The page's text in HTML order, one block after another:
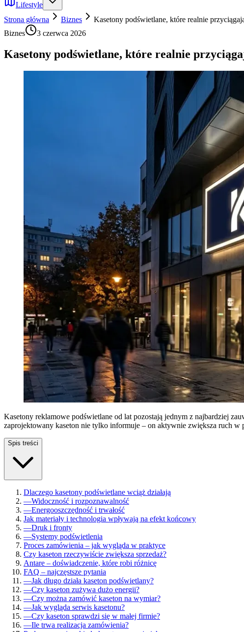
Lifestyle
Strona główna
Biznes
Kasetony podświetlane, które realnie
Biznes
3 czerwca 2026
Kasetony podświetlane, które realnie
Kasetony reklamowe podświetlane od lat pozostają jednym z najbardziej
zaprojektowany kaseton nie tylko informuje – on aktywnie zwiększa ruch
Spis treści
Dlaczego kasetony podświetlane wciąż działają
—Widoczność i rozpoznawalność
—Energooszczędność i trwałość
Jak materiały i technologia wpływają na efekt końcowy
—Druk i fronty
—Systemy podświetlenia
Proces zamówienia – jak wygląda w praktyce
Czy kaseton rzeczywiście zwiększa sprzedaż?
Antare – doświadczenie, które robi różnicę
FAQ – najczęstsze pytania
—Jak długo działa kaseton podświetlany?
—Czy kaseton zużywa dużo energii?
—Czy można zamówić kaseton na wymiar?
—Jak wygląda serwis kasetonu?
—Czy kaseton sprawdzi się w małej firmie?
—Ile trwa realizacja zamówienia?